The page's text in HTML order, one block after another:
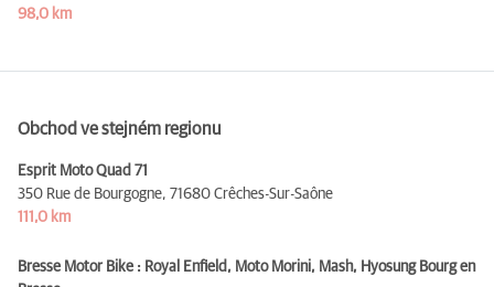
98,0 km
Obchod ve stejném regionu
Esprit Moto Quad 71
350 Rue de Bourgogne, 71680 Crêches-Sur-Saône
111,0 km
Bresse Motor Bike : Royal Enfield, Moto Morini, Mash, Hyosung Bourg en